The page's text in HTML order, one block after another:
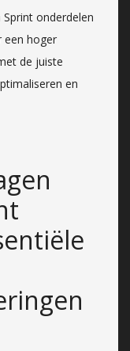
onderdelen
een hoger
de juiste
en